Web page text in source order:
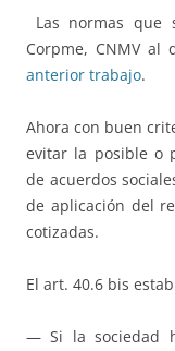
Las normas que
Corpme, CNMV
anterior trabajo.
Ahora con buen
evitar la posible o
de acuerdos
de aplicación del
cotizadas.
El art. 40.6 bis
— Si la sociedad